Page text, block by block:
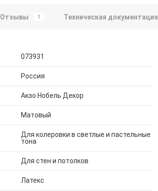
Отзывы 1 Техническая документация
073931
Россия
Акзо Нобель Декор
Матовый
Для колеровки в светлые и пастельные
тона
Для стен и потолков
Латекс